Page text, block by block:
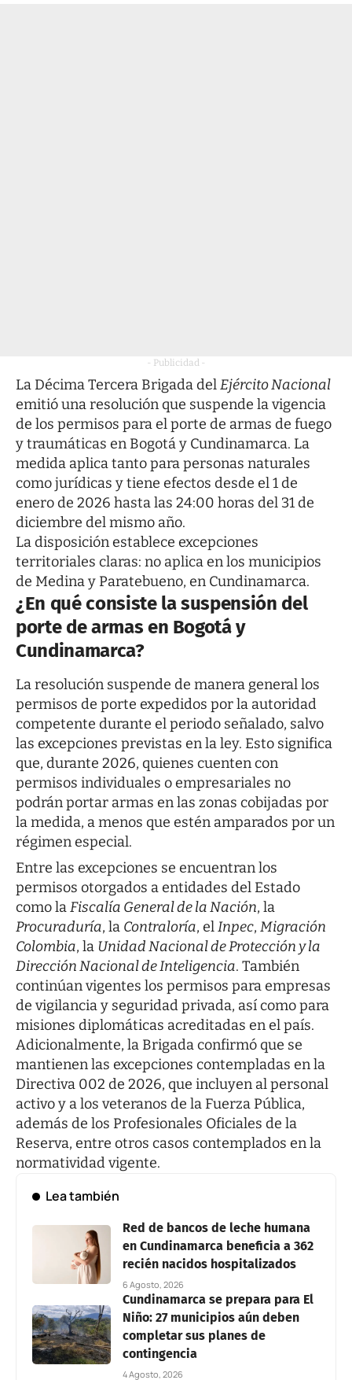
- Publicidad -
La Décima Tercera Brigada delEjército Nacional
emitió una resolución que suspende la vigencia
de los permisos para el porte de armas de fuego
y traumáticas en Bogotá y Cundinamarca. La
medida aplica tanto para personas naturales
como jurídicas y tiene efectos desde el 1 de
enero de 2026 hasta las 24:00 horas del 31 de
diciembre del mismo año.
La disposición establece excepciones
territoriales claras: no aplica en los municipios
de Medina y Paratebueno, en Cundinamarca.
¿En qué consiste la suspensión del
porte de armas en Bogotá y
Cundinamarca?
La resolución suspende de manera general los
permisos de porte expedidos por la autoridad
competente durante el periodo señalado, salvo
las excepciones previstas en la ley. Esto significa
que, durante 2026, quienes cuenten con
permisos individuales o empresariales no
podrán portar armas en las zonas cobijadas por
la medida, a menos que estén amparados por un
régimen especial.
Entre las excepciones se encuentran los
permisos otorgados a entidades del Estado
como laFiscalía General de la Nación, la
Procuraduría, la Contraloría, elInpec, Migración
Colombia, la Unidad Nacional de Protección y la
Dirección Nacional de Inteligencia. También
continúan vigentes los permisos para empresas
de vigilancia y seguridad privada, así como para
misiones diplomáticas acreditadas en el país.
Adicionalmente, la Brigada confirmó que se
mantienen las excepciones contempladas en la
Directiva 002 de 2026, que incluyen al personal
activo y a los veteranos de la Fuerza Pública,
además de los Profesionales Oficiales de la
Reserva, entre otros casos contemplados en la
normatividad vigente.
Lea también
Red de bancos de leche humana
en Cundinamarca beneficia a 362
recién nacidos hospitalizados
6 Agosto, 2026
Cundinamarca se prepara para El
Niño: 27 municipios aún deben
completar sus planes de
contingencia
4 Agosto, 2026